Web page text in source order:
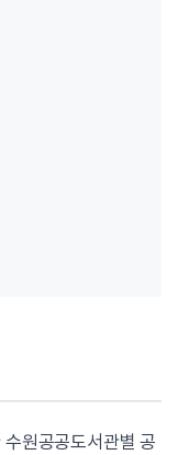
원공공도서관별 공